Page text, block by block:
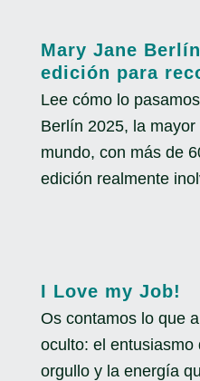
Mary Jane
edición para
Lee cómo lo
Berlín 2025, la
mundo, con más de
edición realmente
I Love my Job!
Os contamos lo que
oculto: el entusiasmo
orgullo y la energía